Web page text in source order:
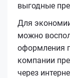
выгодные
Для
можно
оформления
компании
через